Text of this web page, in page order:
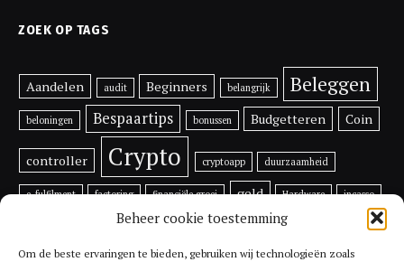
Beheer cookie toestemming
Om de beste ervaringen te bieden, gebruiken wij technologieën zoals
ZOEK OP TAGS
Aandelen audit Beginners belangrijk Beleggen
beloningen Bespaartips bonussen Budgetteren Coin
controller Crypto cryptoapp duurzaamheid
e-fulfilment factoring financiële groei geld Hardware incasso
investeren investeren in bitcoin Lijfrente
multifunctionele ondernemen Prijs printer rentes